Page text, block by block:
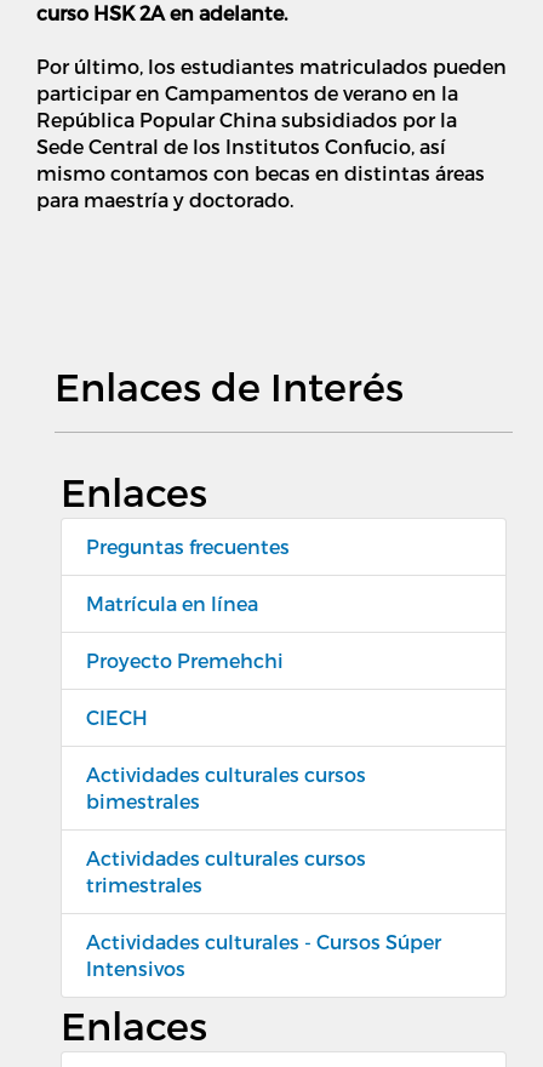
curso HSK 2A en adelante.
Por último, los estudiantes matriculados pueden
participar en Campamentos de verano en la
República Popular China subsidiados por la
Sede Central de los Institutos Confucio, así
mismo contamos con becas en distintas áreas
para maestría y doctorado.
Enlaces de Interés
Enlaces
Preguntas frecuentes
Matrícula en línea
Proyecto Premehchi
CIECH
Actividades culturales cursos
bimestrales
Actividades culturales cursos
trimestrales
Actividades culturales - Cursos Súper
Intensivos
Enlaces